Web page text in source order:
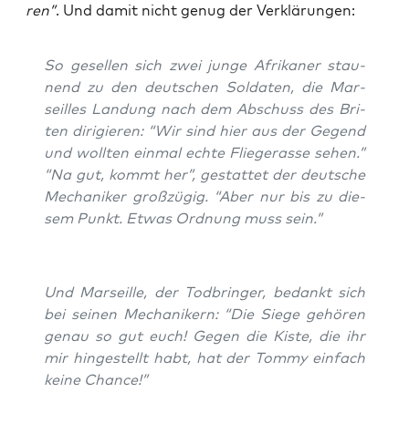
ren”. Und damit nicht genug der Verklärungen:
So gesel­len sich zwei jun­ge Afri­ka­ner stau­
nend zu den deut­schen Sol­da­ten, die Mar­
seil­les Lan­dung nach dem Abschuss des Bri­
ten diri­gie­ren: “Wir sind hier aus der Gegend
und woll­ten ein­mal ech­te Flie­ger­as­se sehen.”
“Na gut, kommt her”, gestat­tet der deut­sche
Mecha­ni­ker groß­zü­gig. “Aber nur bis zu die­
sem Punkt. Etwas Ord­nung muss sein.”
Und Mar­seil­le, der Tod­brin­ger, bedankt sich
bei sei­nen Mecha­ni­kern: “Die Sie­ge gehö­ren
genau so gut euch! Gegen die Kis­te, die ihr
mir hin­ge­stellt habt, hat der Tom­my ein­fach
kei­ne Chance!”